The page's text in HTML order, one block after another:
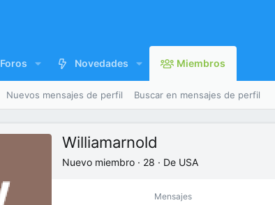
Foros Novedades Miembros
Nuevos mensajes de perfil Buscar en mensajes de perfil
Williamarnold
Nuevo miembro · 28 · De USA
Mensajes